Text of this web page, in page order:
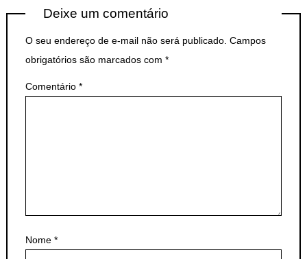
Deixe um comentário
O seu endereço de e-mail não será publicado. Campos
obrigatórios são marcados com *
Comentário *
Nome *